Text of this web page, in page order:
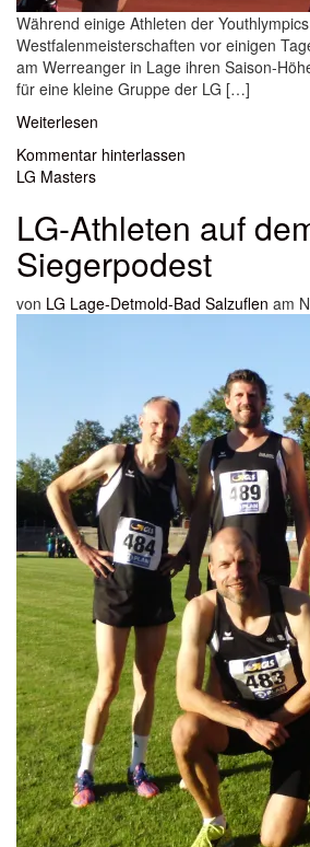
Während einige Athleten der
Westfalenmeisterschaften vor einigen
am Werreanger in Lage ihren Saison-
für eine kleine Gruppe der LG […]
Weiterlesen
Kommentar hinterlassen
LG Masters
LG-Athleten auf
Siegerpodest
von LG Lage-Detmold-Bad Salzuflen am